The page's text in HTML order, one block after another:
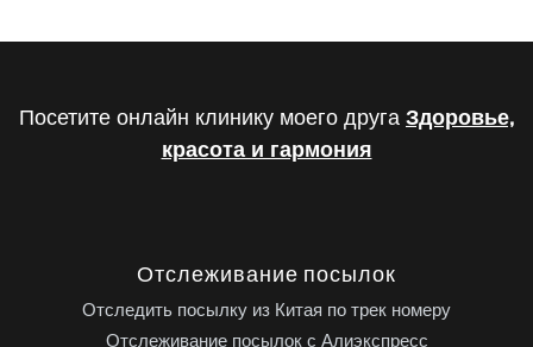
Посетите онлайн клинику моего друга Здоровье,
красота и гармония
Отслеживание посылок
Отследить посылку из Китая по трек номеру
Отслеживание посылок с Алиэкспресс